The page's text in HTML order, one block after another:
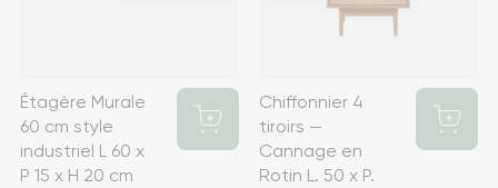
Étagère Murale
60 cm style
industriel L 60 x
P 15 x H 20 cm
Chiffonnier 4
tiroirs —
Cannage en
Rotin L. 50 x P.